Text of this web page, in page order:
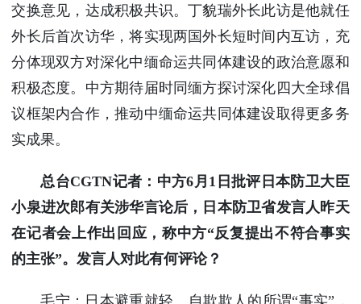
交换意见，达成积极共识。丁貌瑞外长此访是他就任
外长后首次访华，将实现两国外长短时间内互访，充
分体现双方对深化中缅命运共同体建设的政治意愿和
积极态度。中方期待届时同缅方探讨深化四大全球倡
议框架内合作，推动中缅命运共同体建设取得更多务
实成果。
总台CGTN记者：中方6月1日批评日本防卫大臣
小泉进次郎有关涉华言论后，日本防卫省发言人昨天
在记者会上作出回应，称中方“反复提出不符合事实
的主张”。发言人对此有何评论？